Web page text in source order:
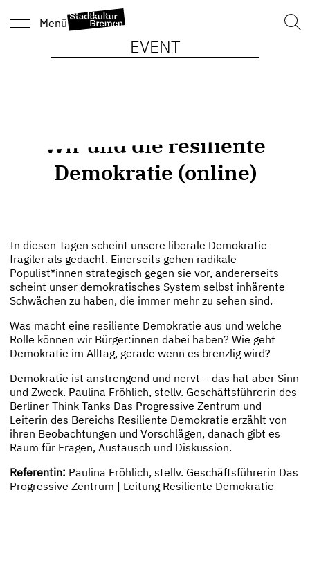
Menü
EVENT
Wir und die resiliente
Demokratie (online)
In diesen Tagen scheint unsere liberale Demokratie
fragiler als gedacht. Einerseits gehen radikale
Populist*innen strategisch gegen sie vor, andererseits
scheint unser demokratisches System selbst inhärente
Schwächen zu haben, die immer mehr zu sehen sind.
Was macht eine resiliente Demokratie aus und welche
Rolle können wir Bürger:innen dabei haben? Wie geht
Demokratie im Alltag, gerade wenn es brenzlig wird?
Demokratie ist anstrengend und nervt – das hat aber Sinn
und Zweck. Paulina Fröhlich, stellv. Geschäftsführerin des
Berliner Think Tanks Das Progressive Zentrum und
Leiterin des Bereichs Resiliente Demokratie erzählt von
ihren Beobachtungen und Vorschlägen, danach gibt es
Raum für Fragen, Austausch und Diskussion.
Referentin: Paulina Fröhlich, stellv. Geschäftsführerin Das
Progressive Zentrum | Leitung Resiliente Demokratie